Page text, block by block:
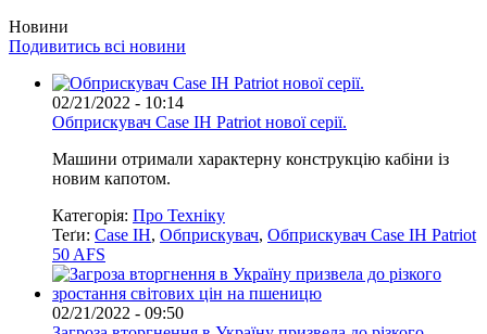
Новини
Подивитись всі новини
02/21/2022 - 10:14
Обприскувач Case IH Patriot нової серії.
Машини отримали характерну конструкцію кабіни із
новим капотом.
Категорія: Про Техніку
Теґи: Case IH, Обприскувач, Обприскувач Case IH Patriot
50 AFS
02/21/2022 - 09:50